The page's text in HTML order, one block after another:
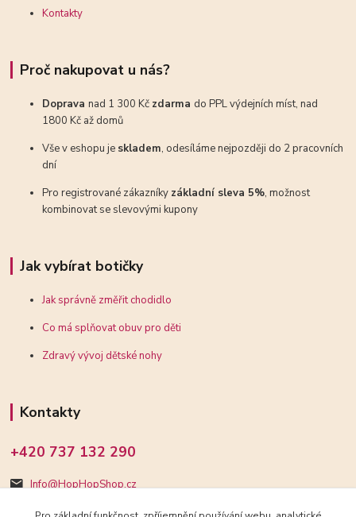
Kontakty
Proč nakupovat u nás?
Dopravanad 1 300 Kč zdarma do PPL výdejních míst, nad
1800 Kč až domů
Vše v eshopu je skladem, odesíláme nejpozději do 2 pracovních
dní
Pro registrované zákazníky základní sleva 5%, možnost
kombinovat se slevovými kupony
Jak vybírat botičky
Jak správně změřit chodidlo
Co má splňovat obuv pro děti
Zdravý vývoj dětské nohy
Kontakty
+420 737 132 290
Info@HopHopShop.cz